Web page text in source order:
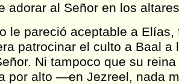
adorar al Señor en los
le pareció aceptable a Elías,
patrocinar el culto a Baal a
Ni tampoco que su
por alto —en Jezreel, nada